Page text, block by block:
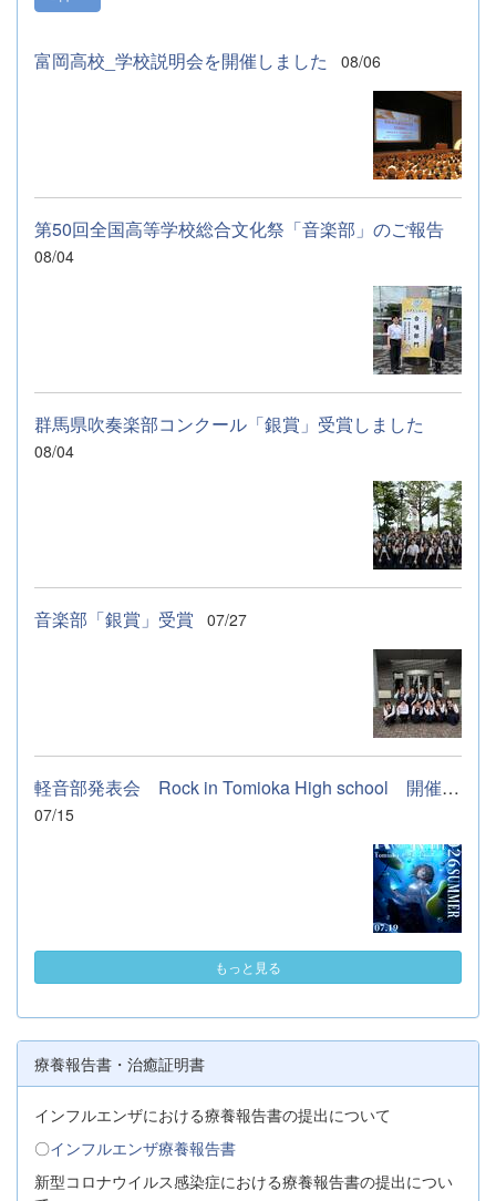
富岡高校_学校説明会を開催しました 08/06
第50回全国高等学校総合文化祭「音楽部」のご報告
08/04
群馬県吹奏楽部コンクール「銀賞」受賞しました
08/04
音楽部「銀賞」受賞 07/27
軽音部発表会 Rock in Tomioka High school 開催します
07/15
もっと見る
療養報告書・治癒証明書
インフルエンザにおける療養報告書の提出について
〇インフルエンザ療養報告書
新型コロナウイルス感染症における療養報告書の提出につい